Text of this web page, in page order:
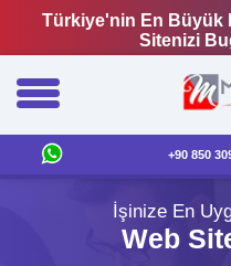
Türkiye'nin En Büyük
Sitenizi
+90 850
İşinize En
Web